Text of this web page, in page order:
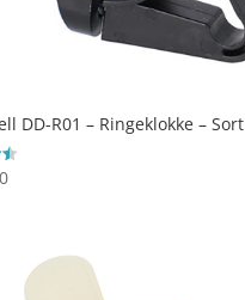
DD-R01 – Ringeklokke – Sort